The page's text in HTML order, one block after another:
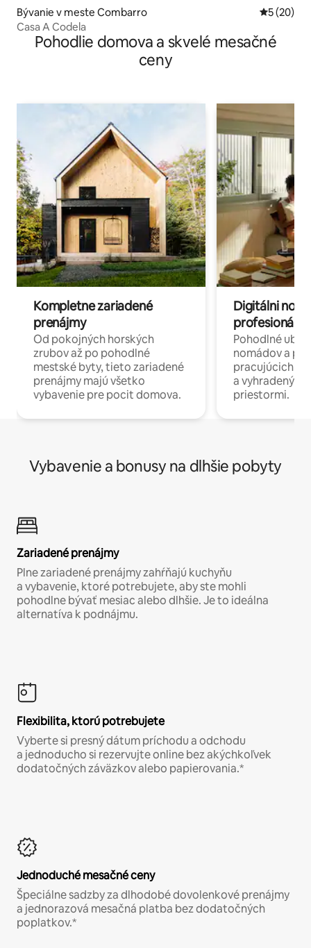
Bývanie v meste Combarro
5 (20)
Casa A Codela
Pohodlie domova a skvelé mesačné
ceny
Kompletne zariadené
prenájmy
Od pokojných horských
zrubov až po pohodlné
mestské byty, tieto zariadené
prenájmy majú všetko
vybavenie pre pocit domova.
Digitálni
profesionáli
Pohodlné
nomádov a
pracujúcich
a
priestormi.
Vybavenie a bonusy na dlhšie pobyty
Zariadené prenájmy
Plne zariadené prenájmy zahŕňajú kuchyňu
a vybavenie, ktoré potrebujete, aby ste mohli
pohodlne bývať mesiac alebo dlhšie. Je to ideálna
alternatíva k podnájmu.
Flexibilita, ktorú potrebujete
Vyberte si presný dátum príchodu a odchodu
a jednoducho si rezervujte online bez akýchkoľvek
dodatočných záväzkov alebo papierovania.*
Jednoduché mesačné ceny
Špeciálne sadzby za dlhodobé dovolenkové prenájmy
a jednorazová mesačná platba bez dodatočných
poplatkov.*